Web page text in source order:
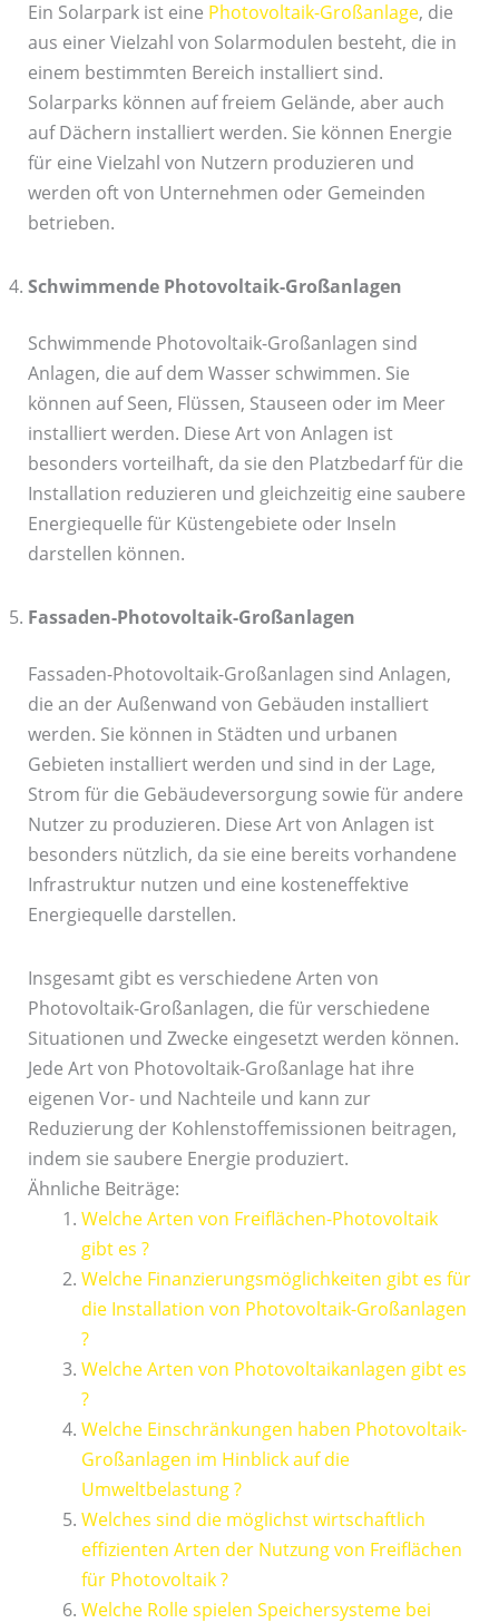
Ein Solarpark ist eine Photovoltaik-Großanlage, die
aus einer Vielzahl von Solarmodulen besteht, die in
einem bestimmten Bereich installiert sind.
Solarparks können auf freiem Gelände, aber auch
auf Dächern installiert werden. Sie können Energie
für eine Vielzahl von Nutzern produzieren und
werden oft von Unternehmen oder Gemeinden
betrieben.
Schwimmende Photovoltaik-Großanlagen
Schwimmende Photovoltaik-Großanlagen sind
Anlagen, die auf dem Wasser schwimmen. Sie
können auf Seen, Flüssen, Stauseen oder im Meer
installiert werden. Diese Art von Anlagen ist
besonders vorteilhaft, da sie den Platzbedarf für die
Installation reduzieren und gleichzeitig eine saubere
Energiequelle für Küstengebiete oder Inseln
darstellen können.
Fassaden-Photovoltaik-Großanlagen
Fassaden-Photovoltaik-Großanlagen sind Anlagen,
die an der Außenwand von Gebäuden installiert
werden. Sie können in Städten und urbanen
Gebieten installiert werden und sind in der Lage,
Strom für die Gebäudeversorgung sowie für andere
Nutzer zu produzieren. Diese Art von Anlagen ist
besonders nützlich, da sie eine bereits vorhandene
Infrastruktur nutzen und eine kosteneffektive
Energiequelle darstellen.
Insgesamt gibt es verschiedene Arten von
Photovoltaik-Großanlagen, die für verschiedene
Situationen und Zwecke eingesetzt werden können.
Jede Art von Photovoltaik-Großanlage hat ihre
eigenen Vor- und Nachteile und kann zur
Reduzierung der Kohlenstoffemissionen beitragen,
indem sie saubere Energie produziert.
Ähnliche Beiträge:
Welche Arten von Freiflächen-Photovoltaik
gibt es ?
Welche Finanzierungsmöglichkeiten gibt es für
die Installation von Photovoltaik-Großanlagen
?
Welche Arten von Photovoltaikanlagen gibt es
?
Welche Einschränkungen haben Photovoltaik-
Großanlagen im Hinblick auf die
Umweltbelastung ?
Welches sind die möglichst wirtschaftlich
effizienten Arten der Nutzung von Freiflächen
für Photovoltaik ?
Welche Rolle spielen Speichersysteme bei